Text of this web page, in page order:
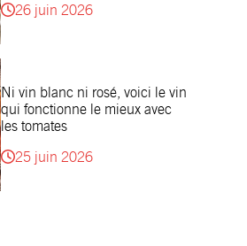
26 juin 2026
Ni vin blanc ni rosé, voici le vin
qui fonctionne le mieux avec
les tomates
25 juin 2026